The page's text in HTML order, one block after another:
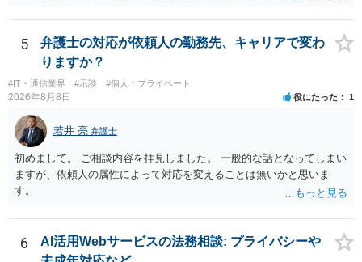
ず、継続して対応する場合は「個別受任（有料契約）」が必要であ
る。 ・無料相談から個別の事件処理へ移行する場合は、弁護士と従業
員との間で必ず個別の委任契約書を締結し、着手金や報酬等の費用体
系を事前に明示する手続を義務付ける。 相談料が無料であっても、法
律相談という法的サービスを提供する以上、弁護士は善良な管理者の
注意をもって対応する義務（善管注意義務）を負うものと思料しま
す。したがって、著しく不誠実な対応、放置、あるいは誤った不当な
回答を繰り返したような場合には、弁護士法上の誠実義務違反や品位
保持違反（弁護士法56条1項）として、弁護士会の懲戒対象となり得る
との理解でよいと考えます。 新たな法律事務所を探す手段について
は、このウェブサイトで探す方法のほか、弁護士会や法律事務所に直
5
弁護士の対応が依頼人の勤務先、キャリアで変わ
りますか？
#IT・通信業界 #示談 #個人・プライベート
2026年8月8日 役にたった 1
若井 亮 弁護士
初めまして。 ご相談内容を拝見しました。 一般的な話となってしまい
ますが、依頼人の属性によって対応を変えることは無いかと思いま
す。
6
AI活用Webサービスの法務相談: プライバシーや